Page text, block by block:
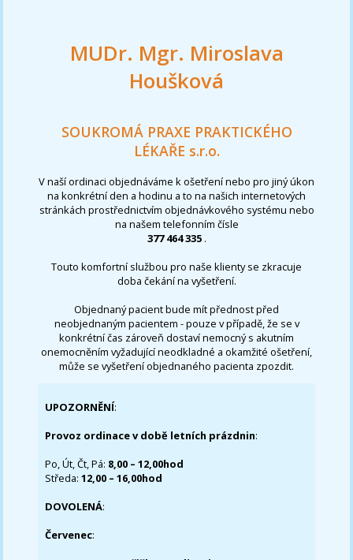
MUDr. Mgr. Miroslava
Houšková
SOUKROMÁ PRAXE PRAKTICKÉHO
LÉKAŘE s.r.o.
V naší ordinaci objednáváme k ošetření nebo pro jiný úkon
na konkrétní den a hodinu a to na našich internetových
stránkách prostřednictvím objednávkového systému nebo
na našem telefonním čísle
377 464 335 .
Touto komfortní službou pro naše klienty se zkracuje
doba čekání na vyšetření.
Objednaný pacient bude mít přednost před
neobjednaným pacientem - pouze v případě, že se v
konkrétní čas zároveň dostaví nemocný s akutním
onemocněním vyžadující neodkladné a okamžité ošetření,
může se vyšetření objednaného pacienta zpozdit.
UPOZORNĚNÍ:
Provoz ordinace v době letních prázdnin:
Po, Út, Čt, Pá: 8,00 – 12,00hod
Středa:12,00 – 16,00hod
DOVOLENÁ:
Červenec: